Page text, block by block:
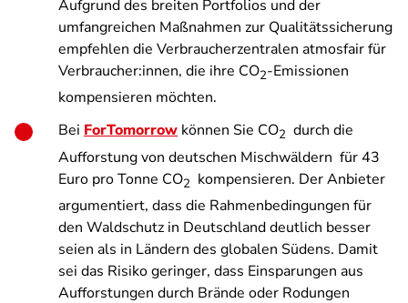
Aufgrund des breiten Portfolios und der
umfangreichen Maßnahmen zur Qualitätssicherung
empfehlen die Verbraucherzentralen atmosfair für
Verbraucher:innen, die ihre CO2-Emissionen
kompensieren möchten.
Bei ForTomorrow können Sie CO2 durch die
Aufforstung von deutschen Mischwäldern für 43
Euro pro Tonne CO2 kompensieren. Der Anbieter
argumentiert, dass die Rahmenbedingungen für
den Waldschutz in Deutschland deutlich besser
seien als in Ländern des globalen Südens. Damit
sei das Risiko geringer, dass Einsparungen aus
Aufforstungen durch Brände oder Rodungen